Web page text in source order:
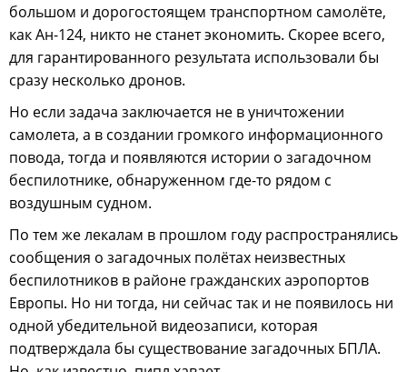
большом и дорогостоящем транспортном самолёте,
как Ан-124, никто не станет экономить. Скорее всего,
для гарантированного результата использовали бы
сразу несколько дронов.
Но если задача заключается не в уничтожении
самолета, а в создании громкого информационного
повода, тогда и появляются истории о загадочном
беспилотнике, обнаруженном где-то рядом с
воздушным судном.
По тем же лекалам в прошлом году распространялись
сообщения о загадочных полётах неизвестных
беспилотников в районе гражданских аэропортов
Европы. Но ни тогда, ни сейчас так и не появилось ни
одной убедительной видеозаписи, которая
подтверждала бы существование загадочных БПЛА.